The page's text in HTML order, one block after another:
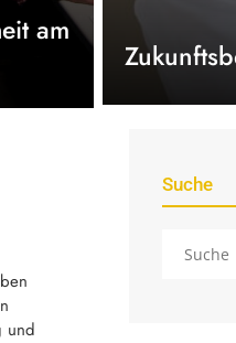
am
und
Suche